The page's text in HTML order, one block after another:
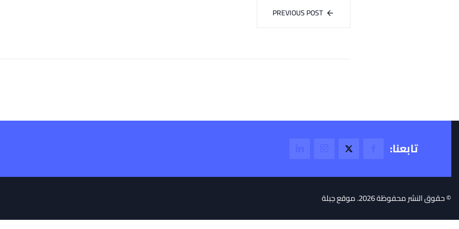
PREVIOUS POST
تابعنا:
© حقوق النشر محفوظة 2026. موقع جبلة